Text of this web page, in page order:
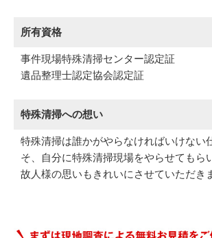
所有資格
事件現場特殊清掃センター認定証
遺品整理士認定協会認定証
特殊清掃への想い
特殊清掃は誰かがやらなければいけない
そ、自分に特殊清掃現場をやらせてもら
故人様の思いもきれいにさせていただき